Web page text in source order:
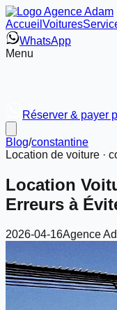
Accueil Voitures
WhatsApp
Menu
Réserver & payer
Blog/constantine
Location de voiture ·
Location
Erreurs à
2026-04-16Agence